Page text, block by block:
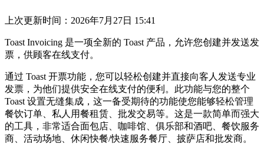
上次更新时间：2026年7月27日 15:41
Toast Invoicing 是一项全新的 Toast 产品，允许您创建并发送发
票，供顾客在线支付。
通过 Toast 开票功能，您可以轻松创建并直接向客人发送专业
发票，为他们提供安全在线支付的便利。此功能与您的整个
Toast 设置无缝集成，这一备受期待的功能使您能够轻松管理
餐饮订单、私人用餐租赁、批发交易等。这是一款简单而强大
的工具，非常适合面包店、咖啡馆、俱乐部和酒吧、餐饮服务
商、活动场地、休闲快餐/快速服务餐厅、披萨店和批发商。